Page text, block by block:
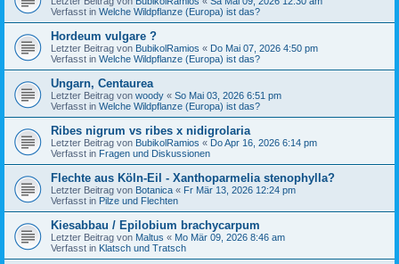
Verfasst in Welche Wildpflanze (Europa) ist das?
Hordeum vulgare ?
Letzter Beitrag von BubikolRamios « Do Mai 07, 2026 4:50 pm
Verfasst in Welche Wildpflanze (Europa) ist das?
Ungarn, Centaurea
Letzter Beitrag von woody « So Mai 03, 2026 6:51 pm
Verfasst in Welche Wildpflanze (Europa) ist das?
Ribes nigrum vs ribes x nidigrolaria
Letzter Beitrag von BubikolRamios « Do Apr 16, 2026 6:14 pm
Verfasst in Fragen und Diskussionen
Flechte aus Köln-Eil - Xanthoparmelia stenophylla?
Letzter Beitrag von Botanica « Fr Mär 13, 2026 12:24 pm
Verfasst in Pilze und Flechten
Kiesabbau / Epilobium brachycarpum
Letzter Beitrag von Maltus « Mo Mär 09, 2026 8:46 am
Verfasst in Klatsch und Tratsch